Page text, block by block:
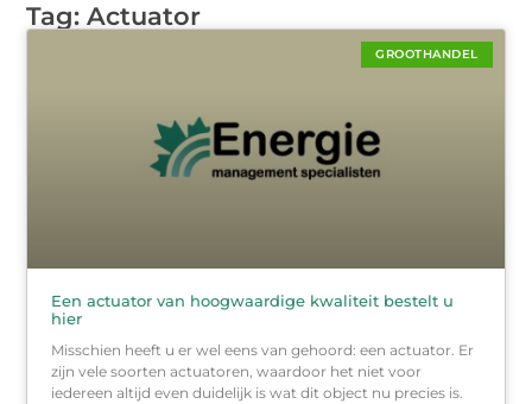
Tag: Actuator
GROOTHANDEL
Een actuator van hoogwaardige kwaliteit bestelt u
hier
Misschien heeft u er wel eens van gehoord: een actuator. Er
zijn vele soorten actuatoren, waardoor het niet voor
iedereen altijd even duidelijk is wat dit object nu precies is.